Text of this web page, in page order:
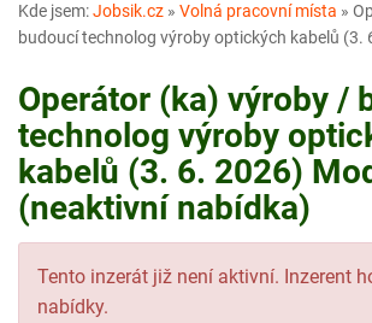
Kde jsem:Jobsik.cz » Volná pracovní místa »
budoucí technolog výroby optických kabelů (3.
Operátor (ka) výroby /
technolog výroby
kabelů (3. 6. 2026)
(neaktivní nabídka)
Tento inzerát již není aktivní. Inzerent
nabídky.